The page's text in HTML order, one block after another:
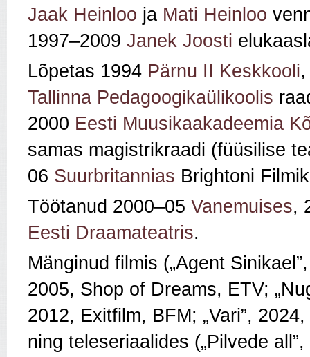
Jaak Heinloo ja Mati Heinloo
1997–2009 Janek Joosti
Lõpetas 1994 Pärnu II Keskkooli
Tallinna Pedagoogikaülikoolis
2000 Eesti Muusikaakadeemia
samas magistrikraadi (füüsilise
06 Suurbritannias Brightoni
Töötanud 2000–05 Vanemuises,
Eesti Draamateatris.
Mänginud filmis („Agent
2005, Shop of Dreams, ETV;
2012, Exitfilm, BFM; „Vari”,
ning teleseriaalides („Pilvede